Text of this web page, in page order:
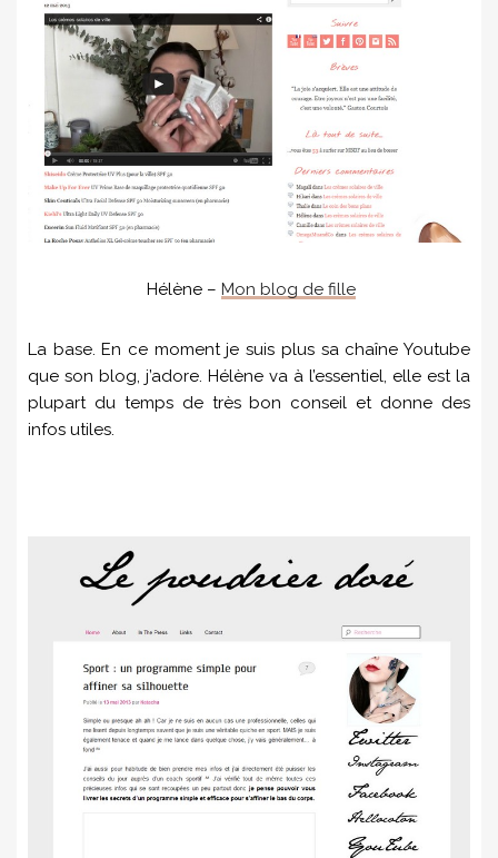
Hélène – Mon blog de fille
La base. En ce moment je suis plus sa chaîne Youtube
que son blog, j’adore. Hélène va à l’essentiel, elle est la
plupart du temps de très bon conseil et donne des
infos utiles.